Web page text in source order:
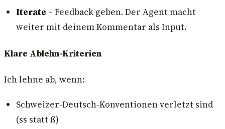
Iterate – Feedback geben. Der Agent macht
weiter mit deinem Kommentar als Input.
Klare Ablehn-Kriterien
Ich lehne ab, wenn:
Schweizer-Deutsch-Konventionen verletzt sind
(ss statt ß)